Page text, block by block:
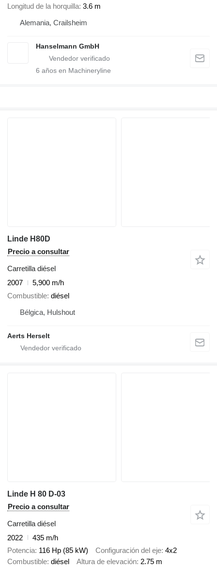
Longitud de la horquilla 3.6 m
Alemania, Crailsheim
Hanselmann GmbH
6 años en Machineryline
Linde H80D
Precio a consultar
Carretilla diésel
2007
5,900 m/h
Combustible diésel
Bélgica, Hulshout
Aerts Herselt
Linde H 80 D-03
Precio a consultar
Carretilla diésel
2022
435 m/h
Potencia 116 Hp (85 kW) Configuración del eje 4x2
Combustible diésel Altura de elevación 2.75 m